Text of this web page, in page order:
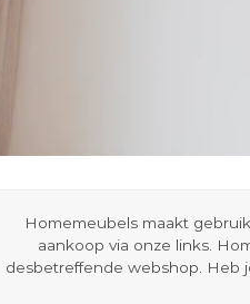
Homemeubels maakt
aankoop via onze links.
desbetreffende webshop. Heb